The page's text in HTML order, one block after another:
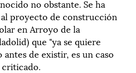
no obstante. Se ha
proyecto de construcción
en Arroyo de la
que "ya se quiere
de existir, es un caso
criticado.